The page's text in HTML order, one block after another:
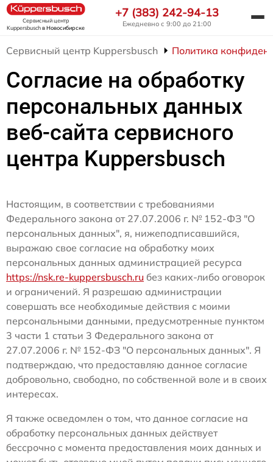
Сервисный центр
Kuppersbuschв Новосибирске
+7 (383) 242-94-13
Ежедневно с 9:00 до 21:00
Сервисный центр Kuppersbusch Политика
Согласие на обработку
персональных данных
веб-сайта сервисного
центра Kuppersbusch
Настоящим, в соответствии с требованиями
Федерального закона от 27.07.2006 г. № 152-ФЗ "О
персональных данных", я, нижеподписавшийся,
выражаю свое согласие на обработку моих
персональных данных администрацией ресурса
https://nsk.re-kuppersbusch.ru без каких-либо оговорок
и ограничений. Я разрешаю администрации
совершать все необходимые действия с моими
персональными данными, предусмотренные пунктом
3 части 1 статьи 3 Федерального закона от
27.07.2006 г. № 152-ФЗ "О персональных данных". Я
подтверждаю, что предоставляю данное согласие
добровольно, свободно, по собственной воле и в своих
интересах.
Я также осведомлен о том, что данное согласие на
обработку персональных данных действует
бессрочно с момента предоставления моих данных и